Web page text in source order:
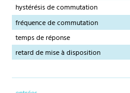
hystérésis de commutation
fréquence de commutation
temps de réponse
retard de mise à disposition